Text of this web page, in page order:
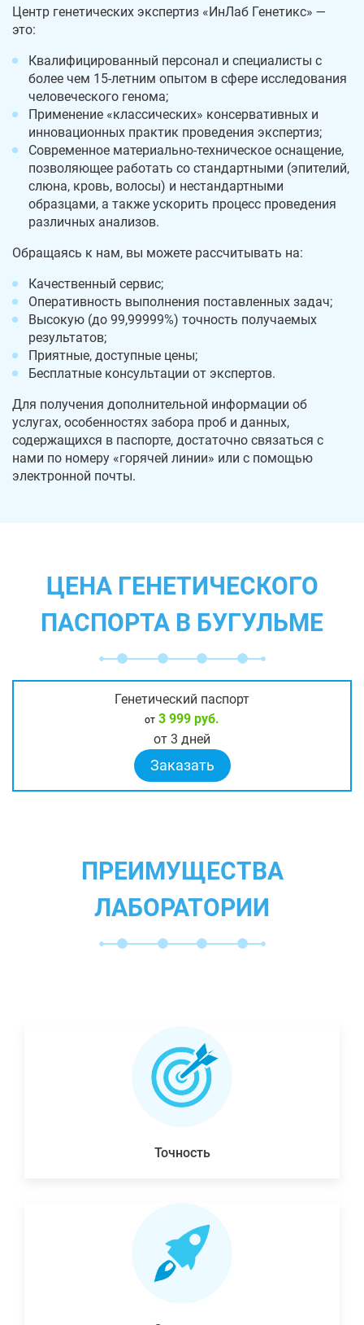
Центр генетических экспертиз «ИнЛаб Генетикс» —
это:
Квалифицированный персонал и специалисты с
более чем 15-летним опытом в сфере исследования
человеческого генома;
Применение «классических» консервативных и
инновационных практик проведения экспертиз;
Современное материально-техническое оснащение,
позволяющее работать со стандартными (эпителий,
слюна, кровь, волосы) и нестандартными
образцами, а также ускорить процесс проведения
различных анализов.
Обращаясь к нам, вы можете рассчитывать на:
Качественный сервис;
Оперативность выполнения поставленных задач;
Высокую (до 99,99999%) точность получаемых
результатов;
Приятные, доступные цены;
Бесплатные консультации от экспертов.
Для получения дополнительной информации об
услугах, особенностях забора проб и данных,
содержащихся в паспорте, достаточно связаться с
нами по номеру «горячей линии» или с помощью
электронной почты.
ЦЕНА ГЕНЕТИЧЕСКОГО
ПАСПОРТА В БУГУЛЬМЕ
Генетический паспорт
от 3 999 руб.
от 3 дней
Заказать
ПРЕИМУЩЕСТВА
ЛАБОРАТОРИИ
Точность